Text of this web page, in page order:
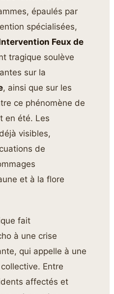
épaulés par
spécialisées,
Feux de
tragique soulève
sur la
, ainsi que sur les
ce phénomène de
en été. Les
visibles,
de
et à la flore
fait
à une crise
qui appelle à une
Entre
affectés et